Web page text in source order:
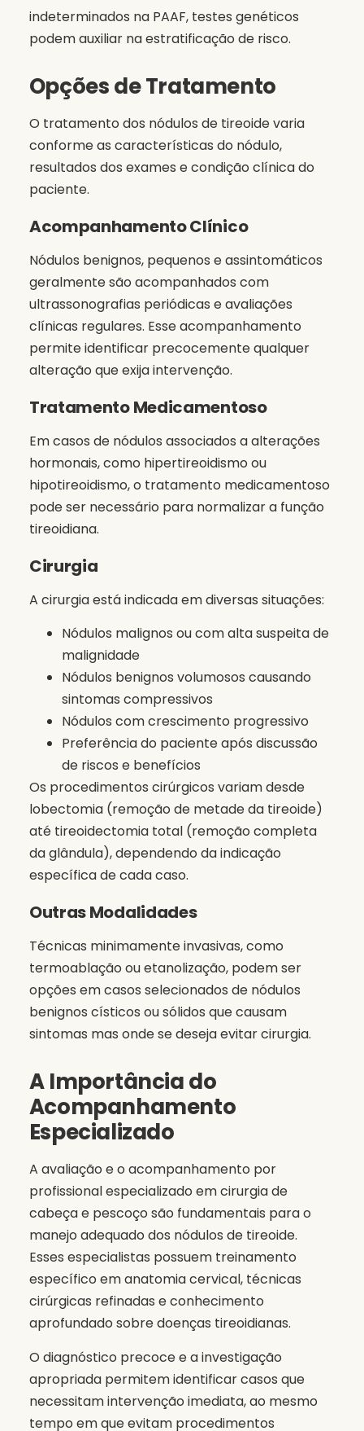
indeterminados na PAAF, testes genéticos
podem auxiliar na estratificação de risco.
Opções de Tratamento
O tratamento dos nódulos de tireoide varia
conforme as características do nódulo,
resultados dos exames e condição clínica do
paciente.
Acompanhamento Clínico
Nódulos benignos, pequenos e assintomáticos
geralmente são acompanhados com
ultrassonografias periódicas e avaliações
clínicas regulares. Esse acompanhamento
permite identificar precocemente qualquer
alteração que exija intervenção.
Tratamento Medicamentoso
Em casos de nódulos associados a alterações
hormonais, como hipertireoidismo ou
hipotireoidismo, o tratamento medicamentoso
pode ser necessário para normalizar a função
tireoidiana.
Cirurgia
A cirurgia está indicada em diversas situações:
Nódulos malignos ou com alta suspeita de
malignidade
Nódulos benignos volumosos causando
sintomas compressivos
Nódulos com crescimento progressivo
Preferência do paciente após discussão
de riscos e benefícios
Os procedimentos cirúrgicos variam desde
lobectomia (remoção de metade da tireoide)
até tireoidectomia total (remoção completa
da glândula), dependendo da indicação
específica de cada caso.
Outras Modalidades
Técnicas minimamente invasivas, como
termoablação ou etanolização, podem ser
opções em casos selecionados de nódulos
benignos císticos ou sólidos que causam
sintomas mas onde se deseja evitar cirurgia.
A Importância do
Acompanhamento
Especializado
A avaliação e o acompanhamento por
profissional especializado em cirurgia de
cabeça e pescoço são fundamentais para o
manejo adequado dos nódulos de tireoide.
Esses especialistas possuem treinamento
específico em anatomia cervical, técnicas
cirúrgicas refinadas e conhecimento
aprofundado sobre doenças tireoidianas.
O diagnóstico precoce e a investigação
apropriada permitem identificar casos que
necessitam intervenção imediata, ao mesmo
tempo em que evitam procedimentos